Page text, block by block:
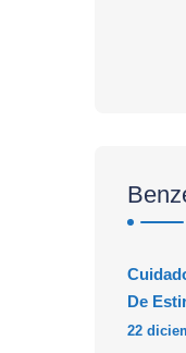
De
22